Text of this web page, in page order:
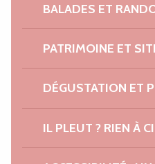
BALADES ET
PATRIMOINE ET
DÉGUSTATION ET
IL PLEUT ? RIEN À
splendeur de Lannion.
à Lannion,
moderne